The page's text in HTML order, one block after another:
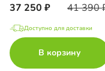
37 250 41 390
Доступно для доставки
В корзину